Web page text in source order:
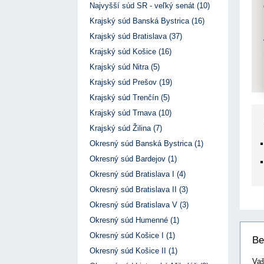
ÚVO automatizuje zápis do Zoznamu
hospodárskych subjektov
Týždenný súhrn výstupov ÚVO za 27. týždeň
17. 7. 2026
Úrad pre verejné obstarávanie
Zelené obstarávanie naráža na bariéry aj obavy
8. 7. 2026
Úrad pre verejné obstarávanie
prezentáciu kultúr...
22. 1. 2026
Otvorenie výzvy na
Výzva na poskytnutie
Najvyšší súd SR - veľký senát (10)
Krajský súd Banská Bystrica (16)
Krajský súd Bratislava (37)
Krajský súd Košice (16)
Krajský súd Nitra (5)
Krajský súd Prešov (19)
Krajský súd Trenčín (5)
Krajský súd Trnava (10)
Krajský súd Žilina (7)
Okresný súd Banská Bystrica (1)
Okresný súd Bardejov (1)
Okresný súd Bratislava I (4)
Okresný súd Bratislava II (3)
Okresný súd Bratislava V (3)
Okresný súd Humenné (1)
Okresný súd Košice I (1)
Okresný súd Košice II (1)